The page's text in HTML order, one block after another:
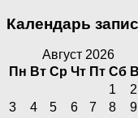
Календарь
Август 2026
Пн Вт Ср Чт Пт Сб
1
2
3
4 5 6 7 8 9